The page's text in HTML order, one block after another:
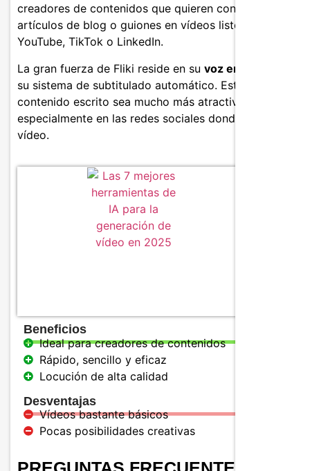
creadores de contenidos que quieren convertir sus
artículos de blog o guiones en vídeos listos para
YouTube, TikTok o LinkedIn.
La gran fuerza de Fliki reside en su voz en off realista
su sistema de subtitulado automático. Esto hace que el
contenido escrito sea mucho más atractivo y accesible,
especialmente en las redes sociales donde predomina
vídeo.
Beneficios
Ideal para creadores de contenidos
Rápido, sencillo y eficaz
Locución de alta calidad
Desventajas
Vídeos bastante básicos
Pocas posibilidades creativas